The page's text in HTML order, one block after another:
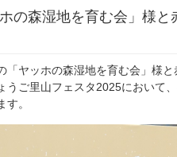
の森湿地を育む会」様
ヤッホの森湿地を育む会」様
うご里山フェスタ2025において
。